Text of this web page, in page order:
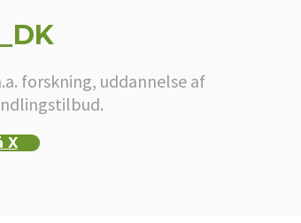
forskning, uddannelse af
X